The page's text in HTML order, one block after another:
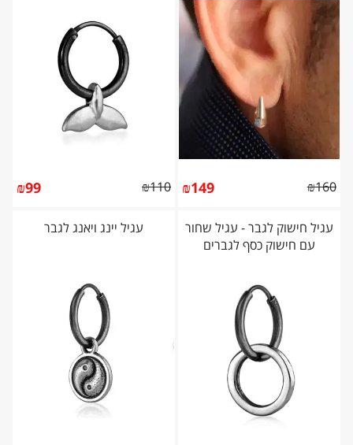
₪160
₪149
₪110
₪99
עגיל חישוק לגבר - עגיל שחור
עם חישוק כסף לגברים
עגיל יינג ויאנג לגבר